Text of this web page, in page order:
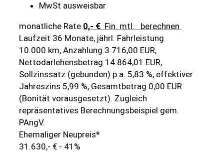
MwSt ausweisbar
monatliche Rate 0,- € Fin. mtl.
berechnen
Laufzeit 36 Monate, jährl. Fahrleistung
10.000 km, Anzahlung 3.716,00 EUR,
Nettodarlehensbetrag 14.864,01 EUR,
Sollzinssatz (gebunden) p.a. 5,83 %, effektiver
Jahreszins 5,99 %, Gesamtbetrag 0,00 EUR
(Bonität vorausgesetzt). Zugleich
repräsentatives Berechnungsbeispiel gem.
PAngV.
Ehemaliger Neupreis*
31.630,- € - 41%